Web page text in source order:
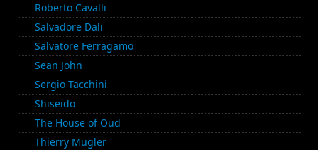
Roberto Cavalli
Salvadore Dali
Salvatore Ferragamo
Sean John
Sergio Tacchini
Shiseido
The House of Oud
Thierry Mugler